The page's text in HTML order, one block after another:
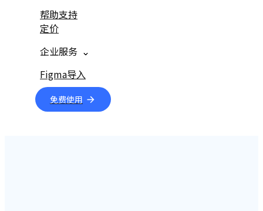
帮助支持
定价
企业服务
Figma导入
免费使用